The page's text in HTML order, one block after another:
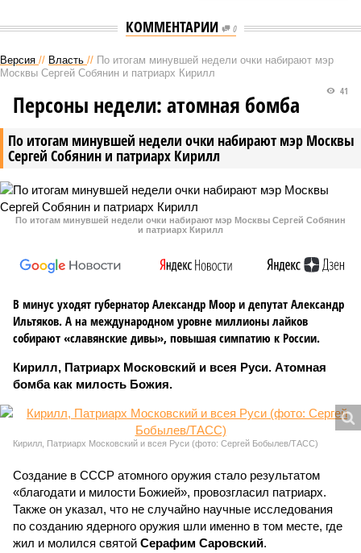
КОММЕНТАРИИ 0
Версия // Власть // По итогам минувшей недели очки набирают мэр
Москвы Сергей Собянин и патриарх Кирилл
По итогам минувшей недели очки набирают мэр Москвы
Сергей Собянин и патриарх Кирилл
41
Персоны недели: атомная бомба
По итогам минувшей недели очки набирают мэр Москвы Сергей Собянин
и патриарх Кирилл
В минус уходят губернатор Александр Моор и депутат Александр
Ильтяков. А на международном уровне миллионы лайков
собирают «славянские дивы», повышая симпатию к России.
Кирилл, Патриарх Московский и всея Руси. Атомная
бомба как милость Божия.
Кирилл, Патриарх Московский и всея Руси (фото: Сергей Бобылев/ТАСС)
Создание в СССР атомного оружия стало результатом
«благодати и милости Божией», провозгласил патриарх.
Также он указал, что не случайно научные исследования
по созданию ядерного оружия шли именно в том месте, где
жил и молился святой Серафим Саровский.